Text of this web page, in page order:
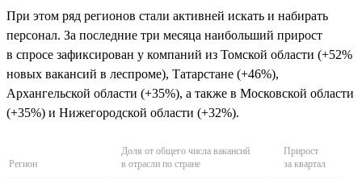
При этом ряд регионов стали активней искать и набирать
персонал. За последние три месяца наибольший прирост
в спросе зафиксирован у компаний из Томской области (+52%
новых вакансий в леспроме), Татарстане (+46%),
Архангельской области (+35%), а также в Московской области
(+35%) и Нижегородской области (+32%).
Регион
Доля от общего числа вакансий
в отрасли по стране
Прирост
за квартал